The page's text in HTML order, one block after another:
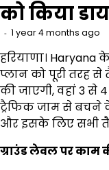
को किया
1 year 4 months ago
हरियाणा। Haryana
प्लान को पूरी तरह से
की जाएगी, वहां 3 से
ट्रैफिक जाम से बचने के
और इसके लिए सभी
ग्राउंड लेवल पर काम